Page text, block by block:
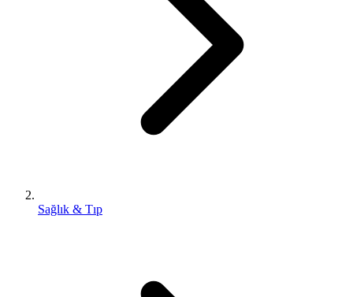
Sağlık & Tıp